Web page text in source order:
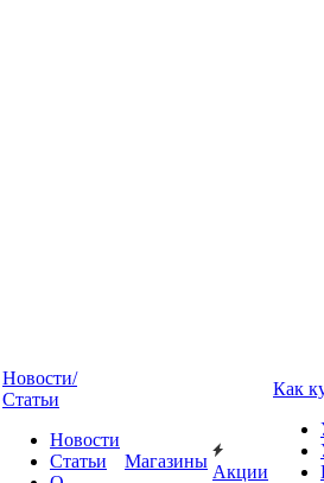
Новости/
Статьи
Новости
Статьи
Магазины
Акции
Как